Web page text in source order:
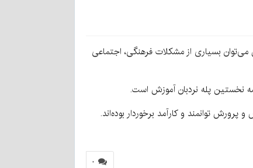
بسیاری از مشکلات فرهنگی، اجتماعی
نخستین پله نردبان آموزش است.
توانمند و کارآمد برخوردار بوده‌اند.
۰